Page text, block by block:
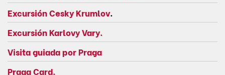
Excursión Cesky Krumlov.
Excursión Karlovy Vary.
Visita guiada por Praga
Praga Card.